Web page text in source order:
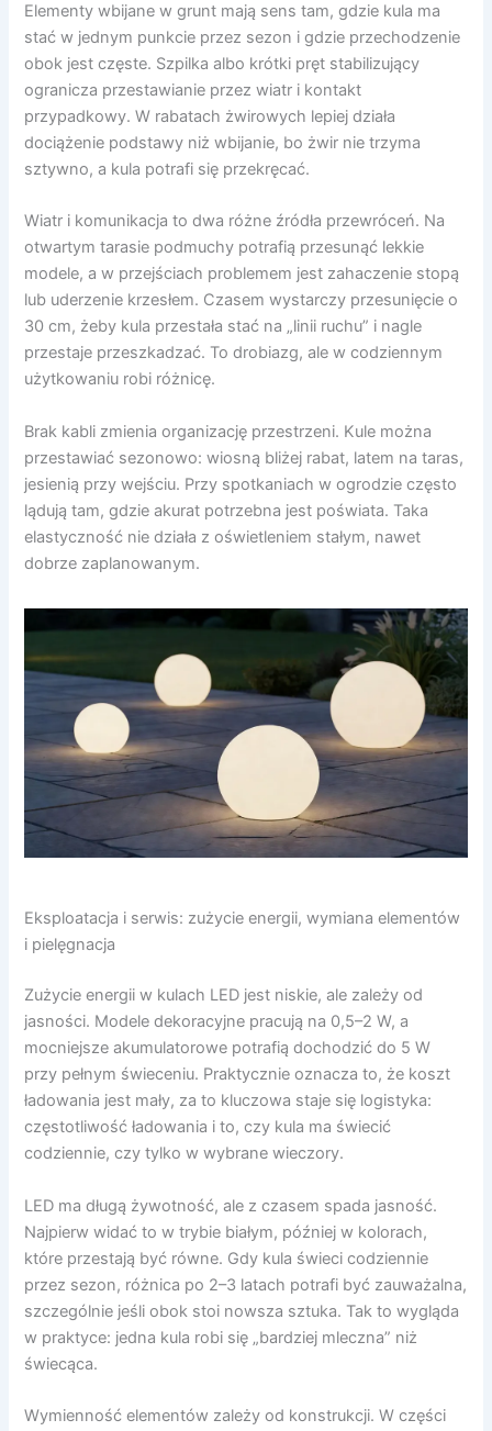
Elementy wbijane w grunt mają sens tam, gdzie kula ma
stać w jednym punkcie przez sezon i gdzie przechodzenie
obok jest częste. Szpilka albo krótki pręt stabilizujący
ogranicza przestawianie przez wiatr i kontakt
przypadkowy. W rabatach żwirowych lepiej działa
dociążenie podstawy niż wbijanie, bo żwir nie trzyma
sztywno, a kula potrafi się przekręcać.
Wiatr i komunikacja to dwa różne źródła przewróceń. Na
otwartym tarasie podmuchy potrafią przesunąć lekkie
modele, a w przejściach problemem jest zahaczenie stopą
lub uderzenie krzesłem. Czasem wystarczy przesunięcie o
30 cm, żeby kula przestała stać na „linii ruchu” i nagle
przestaje przeszkadzać. To drobiazg, ale w codziennym
użytkowaniu robi różnicę.
Brak kabli zmienia organizację przestrzeni. Kule można
przestawiać sezonowo: wiosną bliżej rabat, latem na taras,
jesienią przy wejściu. Przy spotkaniach w ogrodzie często
lądują tam, gdzie akurat potrzebna jest poświata. Taka
elastyczność nie działa z oświetleniem stałym, nawet
dobrze zaplanowanym.
Eksploatacja i serwis: zużycie energii, wymiana elementów
i pielęgnacja
Zużycie energii w kulach LED jest niskie, ale zależy od
jasności. Modele dekoracyjne pracują na 0,5–2 W, a
mocniejsze akumulatorowe potrafią dochodzić do 5 W
przy pełnym świeceniu. Praktycznie oznacza to, że koszt
ładowania jest mały, za to kluczowa staje się logistyka:
częstotliwość ładowania i to, czy kula ma świecić
codziennie, czy tylko w wybrane wieczory.
LED ma długą żywotność, ale z czasem spada jasność.
Najpierw widać to w trybie białym, później w kolorach,
które przestają być równe. Gdy kula świeci codziennie
przez sezon, różnica po 2–3 latach potrafi być zauważalna,
szczególnie jeśli obok stoi nowsza sztuka. Tak to wygląda
w praktyce: jedna kula robi się „bardziej mleczna” niż
świecąca.
Wymienność elementów zależy od konstrukcji. W części